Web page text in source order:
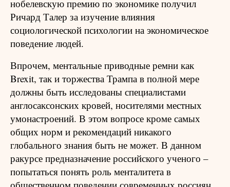
нобелевскую премию по экономике получил
Ричард Талер за изучение влияния
социологической психологии на экономическое
поведение людей.
Впрочем, ментальные приводные ремни как
Brexit, так и торжества Трампа в полной мере
должны быть исследованы специалистами
англосаксонских кровей, носителями местных
умонастроений. В этом вопросе кроме самых
общих норм и рекомендаций никакого
глобального знания быть не может. В данном
ракурсе предназначение российского ученого –
попытаться понять роль менталитета в